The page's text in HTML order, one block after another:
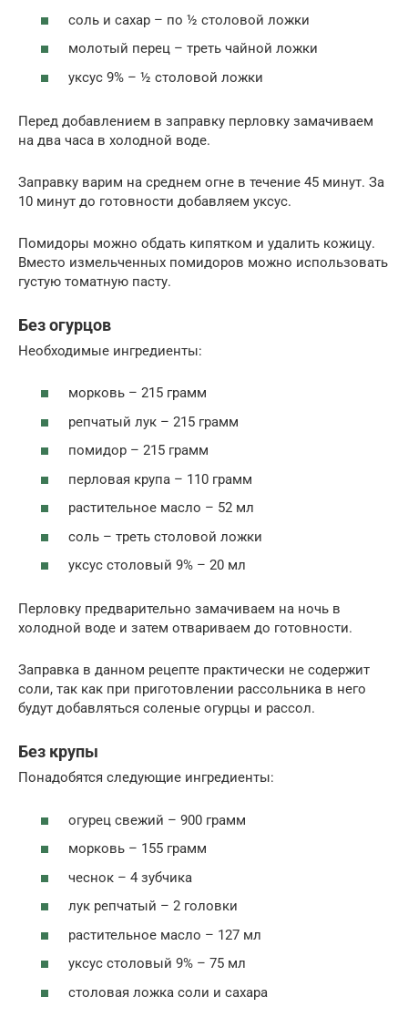
соль и сахар – по ½ столовой ложки
молотый перец – треть чайной ложки
уксус 9% – ½ столовой ложки
Перед добавлением в заправку перловку замачиваем
на два часа в холодной воде.
Заправку варим на среднем огне в течение 45 минут. За
10 минут до готовности добавляем уксус.
Помидоры можно обдать кипятком и удалить кожицу.
Вместо измельченных помидоров можно использовать
густую томатную пасту.
Без огурцов
Необходимые ингредиенты:
морковь – 215 грамм
репчатый лук – 215 грамм
помидор – 215 грамм
перловая крупа – 110 грамм
растительное масло – 52 мл
соль – треть столовой ложки
уксус столовый 9% – 20 мл
Перловку предварительно замачиваем на ночь в
холодной воде и затем отвариваем до готовности.
Заправка в данном рецепте практически не содержит
соли, так как при приготовлении рассольника в него
будут добавляться соленые огурцы и рассол.
Без крупы
Понадобятся следующие ингредиенты:
огурец свежий – 900 грамм
морковь – 155 грамм
чеснок – 4 зубчика
лук репчатый – 2 головки
растительное масло – 127 мл
уксус столовый 9% – 75 мл
столовая ложка соли и сахара